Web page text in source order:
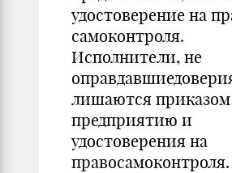
удостоверение на
самоконтроля.
Исполнители, не
лишаются
предприятию и
удостоверения на
правосамоконтроля.